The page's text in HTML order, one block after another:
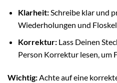
Klarheit:Schreibe klar und
Wiederholungen und
Korrektur:Lass Deinen
Person Korrektur lesen, um
Wichtig:Achte auf eine